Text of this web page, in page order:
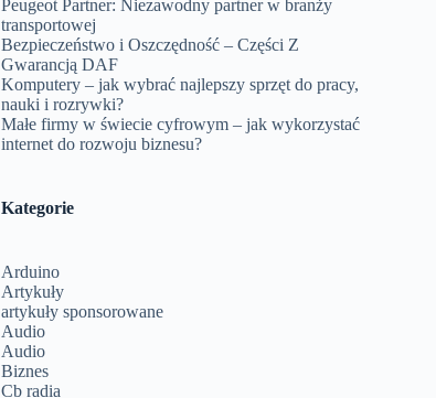
Peugeot Partner: Niezawodny partner w branży
transportowej
Bezpieczeństwo i Oszczędność – Części Z
Gwarancją DAF
Komputery – jak wybrać najlepszy sprzęt do pracy,
nauki i rozrywki?
Małe firmy w świecie cyfrowym – jak wykorzystać
internet do rozwoju biznesu?
Kategorie
Arduino
Artykuły
artykuły sponsorowane
Audio
Audio
Biznes
Cb radia